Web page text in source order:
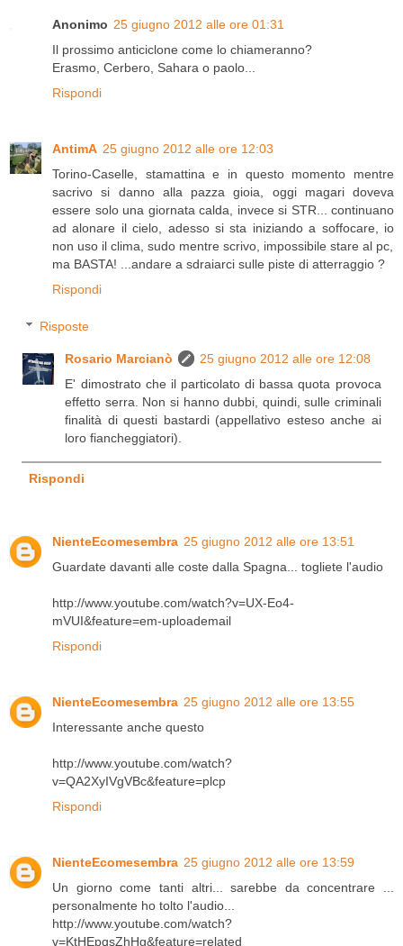
Anonimo 25 giugno 2012 alle ore 01:31
Il prossimo anticiclone come lo chiameranno?
Erasmo, Cerbero, Sahara o paolo...
Rispondi
AntimA 25 giugno 2012 alle ore 12:03
Torino-Caselle, stamattina e in questo momento mentre
sacrivo si danno alla pazza gioia, oggi magari doveva
essere solo una giornata calda, invece si STR... continuano
ad alonare il cielo, adesso si sta iniziando a soffocare, io
non uso il clima, sudo mentre scrivo, impossibile stare al pc,
ma BASTA! ...andare a sdraiarci sulle piste di atterraggio ?
Rispondi
Risposte
Rosario Marcianò
25 giugno 2012 alle ore 12:08
E' dimostrato che il particolato di bassa quota provoca
effetto serra. Non si hanno dubbi, quindi, sulle criminali
finalità di questi bastardi (appellativo esteso anche ai
loro fiancheggiatori).
Rispondi
NienteEcomesembra 25 giugno 2012 alle ore 13:51
Guardate davanti alle coste dalla Spagna... togliete l'audio
http://www.youtube.com/watch?v=UX-Eo4-
mVUI&feature=em-uploademail
Rispondi
NienteEcomesembra 25 giugno 2012 alle ore 13:55
Interessante anche questo
http://www.youtube.com/watch?
v=QA2XyIVgVBc&feature=plcp
Rispondi
NienteEcomesembra 25 giugno 2012 alle ore 13:59
Un giorno come tanti altri... sarebbe da concentrare ...
personalmente ho tolto l'audio...
http://www.youtube.com/watch?
v=KtHEpqsZhHg&feature=related